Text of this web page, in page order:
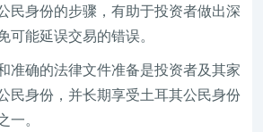
民身份的步骤，有助于投资者做出深
能延误交易的错误。
准确的法律文件准备是投资者及其家
民身份，并长期享受土耳其公民身份
。